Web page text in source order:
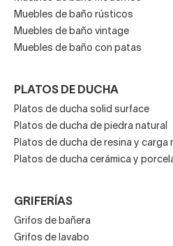
Muebles de baño rústicos
Muebles de baño vintage
Muebles de baño con patas
PLATOS DE DUCHA
Platos de ducha solid surface
Platos de ducha de piedra natural
Platos de ducha de resina y carga
Platos de ducha cerámica y
GRIFERÍAS
Grifos de bañera
Grifos de lavabo